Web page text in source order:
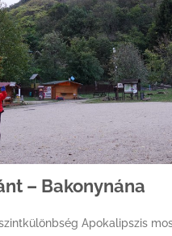
– Bakonynána
Apokalipszis